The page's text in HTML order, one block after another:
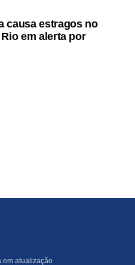
causa estragos no
Rio em alerta por
em atualização